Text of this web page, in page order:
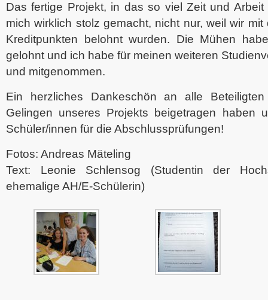
Das fertige Projekt, in das so viel Zeit und Arbeit
mich wirklich stolz gemacht, nicht nur, weil wir
Kreditpunkten belohnt wurden. Die Mühen
gelohnt und ich habe für meinen weiteren
und mitgenommen.
Ein herzliches Dankeschön an alle
Gelingen unseres Projekts beigetragen haben
Schüler/innen für die Abschlussprüfungen!
Fotos: Andreas Mäteling
Text: Leonie Schlensog (Studentin der
ehemalige AH/E-Schülerin)